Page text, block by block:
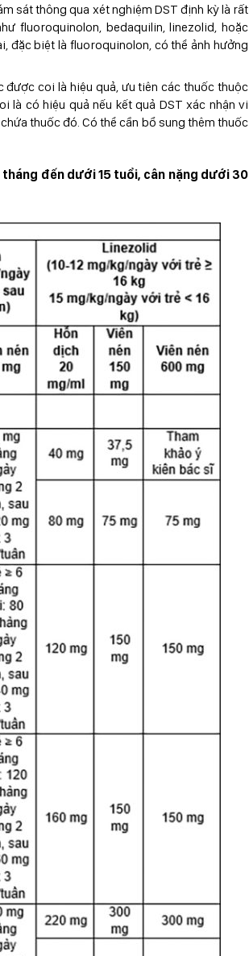
sát thông qua xét nghiệm DST định kỳ là rất
fluoroquinolon, bedaquilin, linezolid, hoặc
đặc biệt là fluoroquinolon, có thể ảnh hưởng
coi là hiệu quả, ưu tiên các thuốc thuộc
là có hiệu quả nếu kết quả DST xác nhận vi
thuốc đó. Có thể cần bổ sung thêm thuốc
đến dưới 15 tuổi, cân nặng dưới 30